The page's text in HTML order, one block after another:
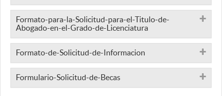
Formato-para-la-Solicitud-para-el-Titulo-de-
Abogado-en-el-Grado-de-Licenciatura
Formato-de-Solicitud-de-Informacion
Formulario-Solicitud-de-Becas